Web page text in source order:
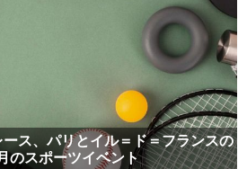
ス、パリとイル＝ド＝フランスの
のスポーツイベント